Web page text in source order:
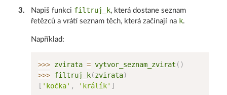
3. Napiš funkci filtruj_k, která dostane seznam
řetězců a vrátí seznam těch, která začínají na k.
Například:
>>> zvirata = vytvor_seznam_zvirat ( )
>>> filtruj_k(zvirata)
[ 'kočka' , 'králík' ]